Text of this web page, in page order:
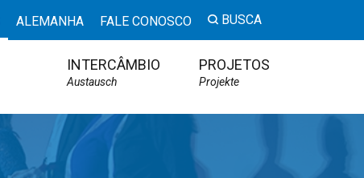
ALEMANHA FALE CONOSCO BUSCA
INTERCÂMBIO
Austausch
PROJETOS
Projekte